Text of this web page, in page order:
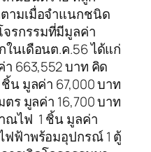
ามเมื่อจำแนกชนิด
รกรรมที่มีมูลค่า
นเดือนต.ค.56 ได้แก่
663,552 บาท คิด
น มูลค่า 67,000 บาท
ร มูลค่า 16,700 บาท
ณไฟ 1 ชิ้น มูลค่า
ฟฟ้าพร้อมอุปกรณ์ 1 ตู้